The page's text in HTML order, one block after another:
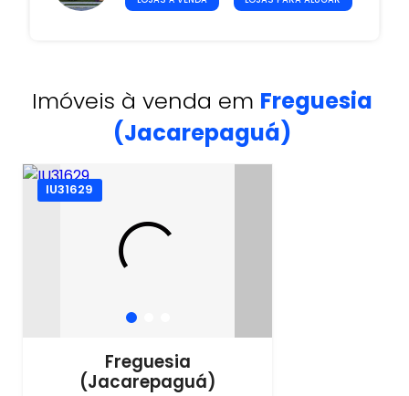
Imóveis à venda em Freguesia
(Jacarepaguá)
IU31629
Freguesia
(Jacarepaguá)